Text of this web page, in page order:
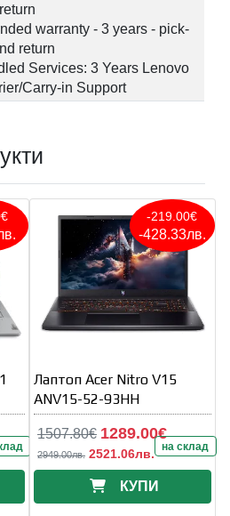
warranty - 3 years - pick-
return
Services: 3 Years Lenovo
Carry-in Support
-219.00€
-428.33лв.
Лаптоп Acer Nitro V15
ANV15-52-93HH
1507.80€ 1289.00€
2949.00лв. 2521.06лв. на склад
КУПИ